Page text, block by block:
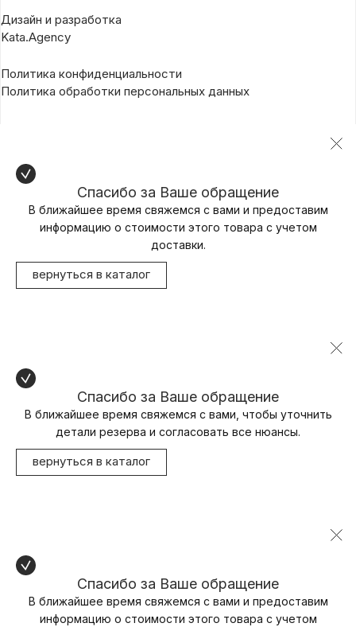
Дизайн и разработка
Kata.Agency
Политика конфиденциальности
Политика обработки персональных данных
Спасибо за Ваше обращение
В ближайшее время свяжемся с вами и предоставим
информацию о стоимости этого товара с учетом
доставки.
вернуться в каталог
Спасибо за Ваше обращение
В ближайшее время свяжемся с вами, чтобы уточнить
детали резерва и согласовать все нюансы.
вернуться в каталог
Спасибо за Ваше обращение
В ближайшее время свяжемся с вами и предоставим
информацию о стоимости этого товара с учетом